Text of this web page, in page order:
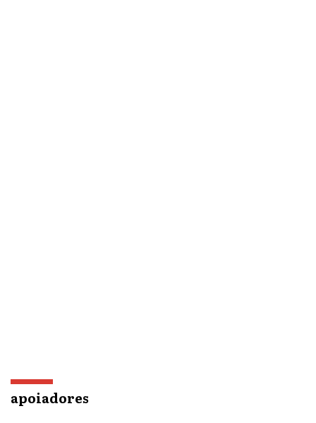
apoiadores